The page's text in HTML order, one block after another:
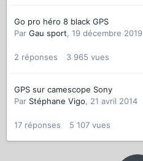
Go pro héro 8 black GPS
Par Gau sport, 19 décembre 2019
2 réponses 3 965 vues
GPS sur camescope Sony
Par Stéphane Vigo, 21 avril 2014
17 réponses 5 107 vues